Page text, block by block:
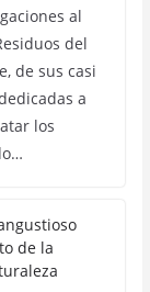
al
del
de sus casi
a
los
de la